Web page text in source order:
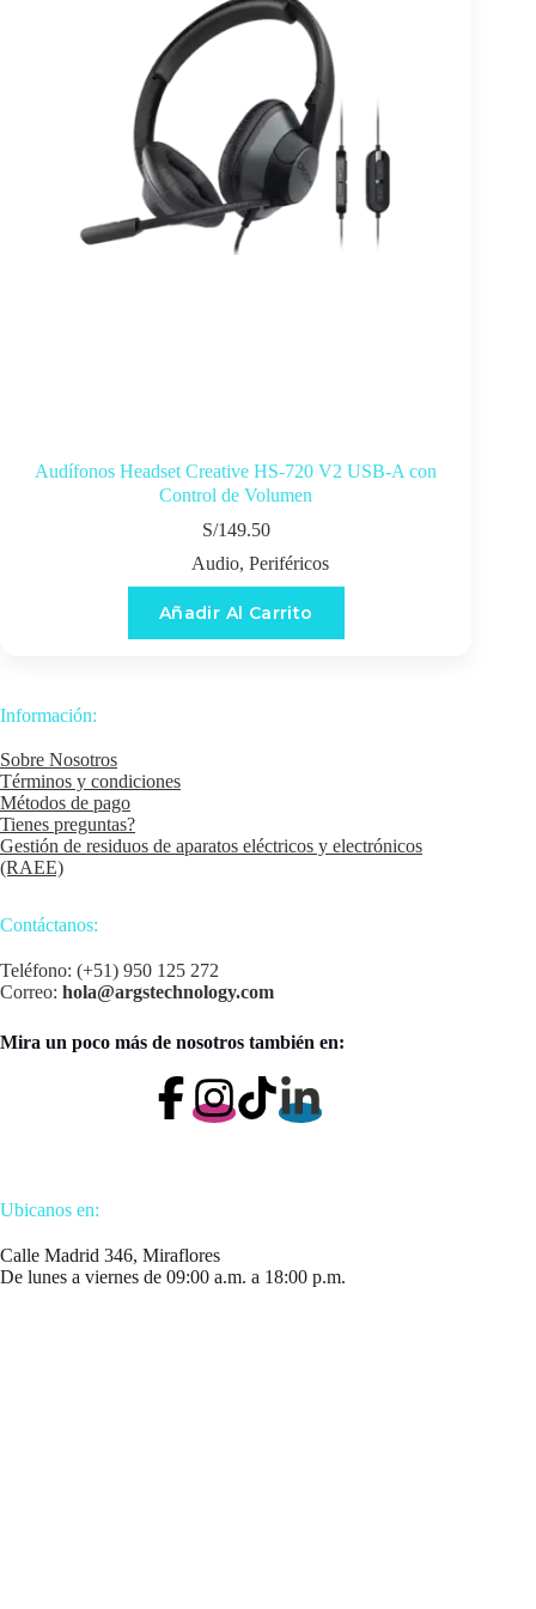
Audífonos Headset Creative HS-720 V2 USB-A con
Control de Volumen
S/149.50
Audio, Periféricos
Añadir Al Carrito
Información:
Sobre Nosotros
Términos y condiciones
Métodos de pago
Tienes preguntas?
Gestión de residuos de aparatos eléctricos y electrónicos
(RAEE)
Contáctanos:
Teléfono: (+51) 950 125 272
Correo: hola@argstechnology.com
Mira un poco más de nosotros también en:
Ubicanos en:
Calle Madrid 346, Miraflores
De lunes a viernes de 09:00 a.m. a 18:00 p.m.